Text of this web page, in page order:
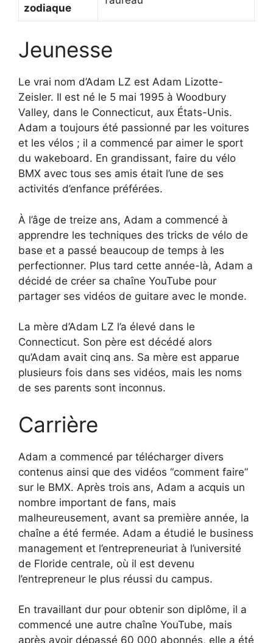
zodiaque
Jeunesse
Le vrai nom d’Adam LZ est Adam Lizotte-
Zeisler. Il est né le 5 mai 1995 à Woodbury
Valley, dans le Connecticut, aux États-Unis.
Adam a toujours été passionné par les voitures
et les vélos ; il a commencé par aimer le sport
du wakeboard. En grandissant, faire du vélo
BMX avec tous ses amis était l’une de ses
activités d’enfance préférées.
À l’âge de treize ans, Adam a commencé à
apprendre les techniques des tricks de vélo de
base et a passé beaucoup de temps à les
perfectionner. Plus tard cette année-là, Adam a
décidé de créer sa chaîne YouTube pour
partager ses vidéos de guitare avec le monde.
La mère d’Adam LZ l’a élevé dans le
Connecticut. Son père est décédé alors
qu’Adam avait cinq ans. Sa mère est apparue
plusieurs fois dans ses vidéos, mais les noms
de ses parents sont inconnus.
Carrière
Adam a commencé par télécharger divers
contenus ainsi que des vidéos “comment faire”
sur le BMX. Après trois ans, Adam a acquis un
nombre important de fans, mais
malheureusement, avant sa première année, la
chaîne a été fermée. Adam a étudié le business
management et l’entrepreneuriat à l’université
de Floride centrale, où il est devenu
l’entrepreneur le plus réussi du campus.
En travaillant dur pour obtenir son diplôme, il a
commencé une autre chaîne YouTube, mais
après avoir dépassé 60 000 abonnés, elle a été